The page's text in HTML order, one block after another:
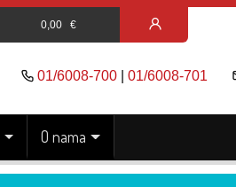
0,00 €
01/6008-700| 01/6008-701
O nama